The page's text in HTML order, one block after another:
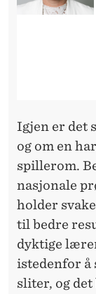
Igjen er det
og om en
spillerom.
nasjonale
holder
til bedre
dyktige
istedenfor å
sliter, og